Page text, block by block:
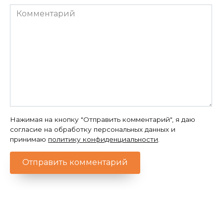
Комментарий
Нажимая на кнопку "Отправить комментарий", я даю
согласие на обработку персональных данных и
принимаю политику конфиденциальности